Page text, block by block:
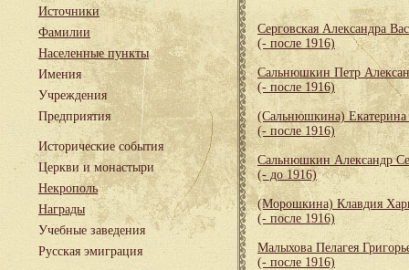
Источники
Фамилии
Населенные пункты
Имения
Учреждения
Предприятия
Исторические события
Церкви и монастыри
Некрополь
Награды
Учебные заведения
Русская эмиграция
Серговская Александра
(- после 1916)
Сальнюшкин Петр
(- после 1916)
(Сальнюшкина) Екатерина
(- после 1916)
Сальнюшкин Александр
(- до 1916)
(Морошкина) Клавдия
(- после 1916)
Малыхова Пелагея
(- после 1916)